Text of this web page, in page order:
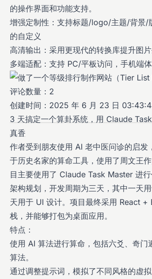
的操作界面和功能支持。
增强定制性：支持标题/logo/主题/背景/
的自定义
高清输出：采用更现代的转换库提升图
多端适配：支持 PC/平板访问，手机端
评论数量：2
创建时间：2025 年 6 月 23 日
3 天搞定一个算卦系统，用 Claude
真香
作者受到朋友使用 AI 老中医问诊的启发
于历史名家的算命工具，使用了周文王
目主要使用了 Claude Task Master 进
架构规划，开发周期为三天，其中一天
天用于 UI 设计。项目最终采用 React +
栈，并能够打包为桌面应用。
特点：
使用 AI 算法进行算命，包括六爻、奇门
算法。
通过调整提示词，模拟了不同风格的虚